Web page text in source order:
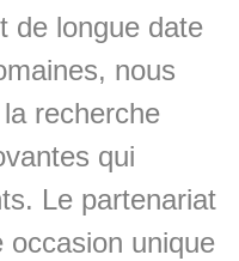
de longue date
nous
recherche
qui
Le partenariat
occasion unique